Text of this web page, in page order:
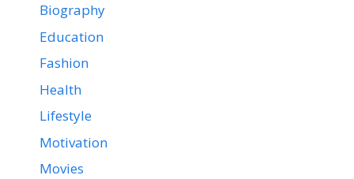
Biography
Education
Fashion
Health
Lifestyle
Motivation
Movies